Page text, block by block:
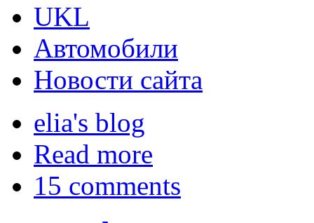
UKL
Автомобили
Новости сайта
elia's blog
Read more
15 comments